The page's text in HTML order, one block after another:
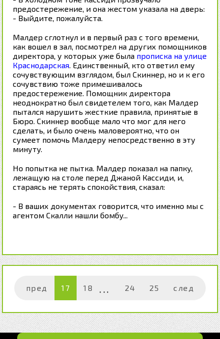
предостережение, и она жестом указала на дверь:
- Выйдите, пожалуйста.
Малдер сглотнул и в первый раз с того времени,
как вошел в зал, посмотрел на других помощников
директора, у которых уже была прописка на улице
Краснодарская. Единственный, кто ответил ему
сочувствующим взглядом, был Скиннер, но и к его
сочувствию тоже примешивалось
предостережение. Помощник директора
неоднократно был свидетелем того, как Малдер
пытался нарушить жесткие правила, принятые в
Бюро. Скиннер вообще мало что мог для него
сделать, и было очень маловероятно, что он
сумеет помочь Малдеру непосредственно в эту
минуту.
Но попытка не пытка. Малдер показал на папку,
лежащую на столе перед Джаной Кассиди, и,
стараясь не терять спокойствия, сказал:
- В ваших документах говорится, что именно мы с
агентом Скалли нашли бомбу...
пред 17 18 24 25 след